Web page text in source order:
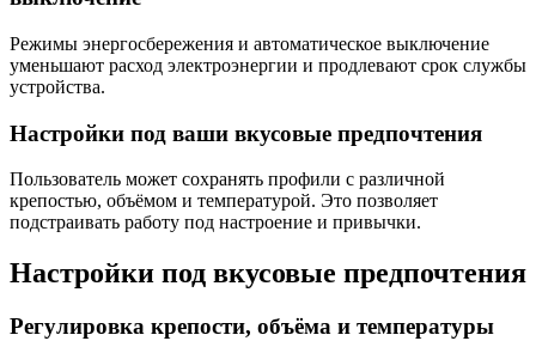
Режимы энергосбережения и автоматическое выключение
уменьшают расход электроэнергии и продлевают срок службы
устройства.
Настройки под ваши вкусовые предпочтения
Пользователь может сохранять профили с различной
крепостью, объёмом и температурой. Это позволяет
подстраивать работу под настроение и привычки.
Настройки под вкусовые предпочтения
Регулировка крепости, объёма и температуры